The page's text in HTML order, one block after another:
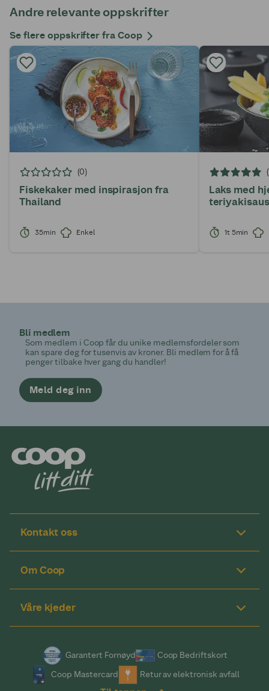
Andre relevante oppskrifter
Se flere oppskrifter fra Coop
(0)
Fiskekaker med inspirasjon fra
Thailand
35min Enkel
Laks med
teriyakisaus
1t 5min
Bli medlem
Som medlem i Coop får du unike medlemsfordeler som
kan spare deg for tusenvis av kroner. Bli medlem for å få
penger tilbake hver gang du handler!
Meld deg inn
Kontakt oss
Om Coop
Våre kjeder
Garantert Fornøyd
Coop Bedriftskort
Coop Mastercard
Retur av elektronisk avfall